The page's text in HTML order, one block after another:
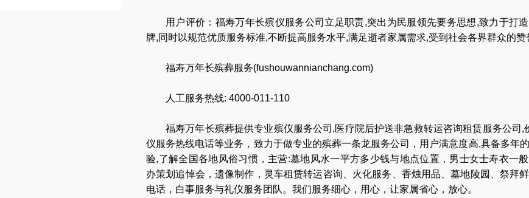
用户评价：福寿万年长殡仪服务公司立足职责,突出为民服领先要务思想,致力于打
牌,同时以规范优质服务标准,不断提高服务水平,满足逝者家属需求,受到社会各界群众的赞
福寿万年长殡葬服务(fushouwannianchang.com)
人工服务热线: 4000-011-110
福寿万年长殡葬提供专业殡仪服务公司 ,医疗院后护送非急救转运咨询租赁服务公司 ,
仪服务热线电话等业务，致力于做专业的殡葬一条龙服务公司
，用户满意度高,具备多年
验,了解全国各地风俗习惯，主营:墓地风水一平方多少钱与地点位置 ， 男士女士寿衣一
办策划追悼会 ， 遗像制作 ， 灵车租赁转运咨询 火化服务 香烛用品 、墓地陵园 、祭拜
电话 ， 白事服务与礼仪服务团队 。我们服务细心，用心，让家属省心，放心。